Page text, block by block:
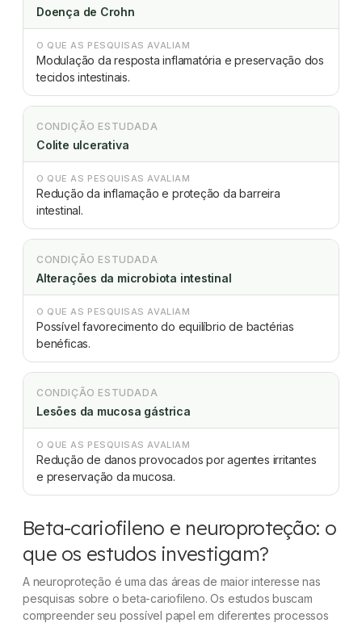
Doença de Crohn
O QUE AS PESQUISAS AVALIAM
Modulação da resposta inflamatória e preservação dos
tecidos intestinais.
CONDIÇÃO ESTUDADA
Colite ulcerativa
O QUE AS PESQUISAS AVALIAM
Redução da inflamação e proteção da barreira
intestinal.
CONDIÇÃO ESTUDADA
Alterações da microbiota intestinal
O QUE AS PESQUISAS AVALIAM
Possível favorecimento do equilíbrio de bactérias
benéficas.
CONDIÇÃO ESTUDADA
Lesões da mucosa gástrica
O QUE AS PESQUISAS AVALIAM
Redução de danos provocados por agentes irritantes
e preservação da mucosa.
Beta-cariofileno e neuroproteção: o
que os estudos investigam?
A neuroproteção é uma das áreas de maior interesse nas
pesquisas sobre o beta-cariofileno. Os estudos buscam
compreender seu possível papel em diferentes processos